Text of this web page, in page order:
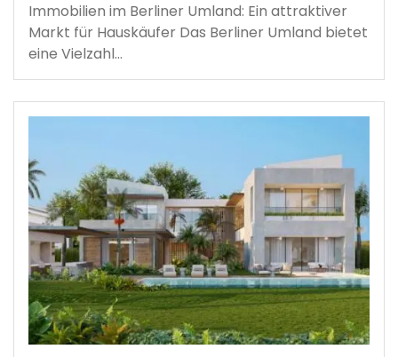
Immobilien im Berliner Umland: Ein attraktiver
Markt für Hauskäufer Das Berliner Umland bietet
eine Vielzahl…